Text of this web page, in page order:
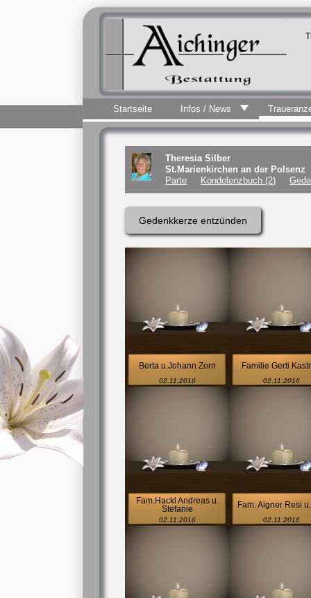
Startseite Infos / News
Theresia Silber
St.Marienkirchen an der Polsenz
Parte
Kondolenzbuch (2)
Gedenkkerze entzünden
Berta u.Johann Zorn
02.11.2016
Familie Gerti
02.11.2016
Fam.Hackl Andreas u.
Stefanie
02.11.2016
Fam. Aigner Resi
02.11.2016